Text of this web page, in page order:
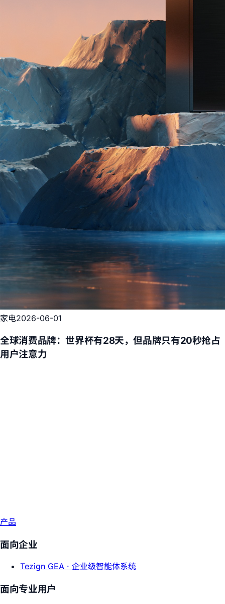
家电2026-06-01
全球消费品牌：世界杯有28天，但品牌只有20秒抢占
用户注意力
产品
面向企业
Tezign GEA · 企业级智能体系统
面向专业用户